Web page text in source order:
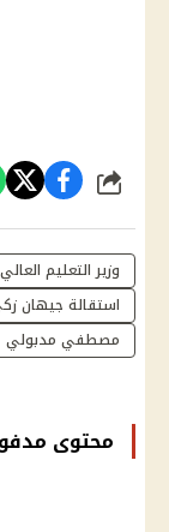
شارك
وزير التعليم
استقالة جيهان
مصطفي مدبولي
محتوى